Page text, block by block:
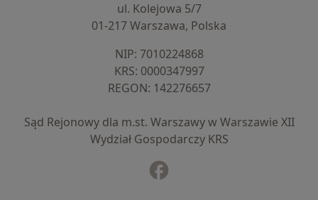
ul. Kolejowa 5/7
01-217 Warszawa, Polska
NIP: ⁠7010224868
KRS: ⁠0000347997
REGON: ⁠142276657
Sąd Rejonowy dla m.st. Warszawy w Warszawie XII
Wydział Gospodarczy KRS